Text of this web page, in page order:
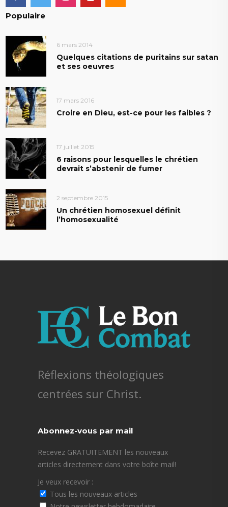
Populaire
6 mars 2014
Quelques citations de puritains sur satan
et ses oeuvres
17 mars 2016
Croire en Dieu, est-ce pour les faibles ?
17 juillet 2015
6 raisons pour lesquelles le chrétien
devrait s’abstenir de fumer
2 septembre 2015
Un chrétien homosexuel définit
l’homosexualité
Réflexions théologiques
centrées sur Christ.
Abonnez-vous par mail
Recevez GRATUITEMENT les nouveaux
articles directement dans votre boîte mail!
Je veux recevoir :
Tous les nouveaux articles